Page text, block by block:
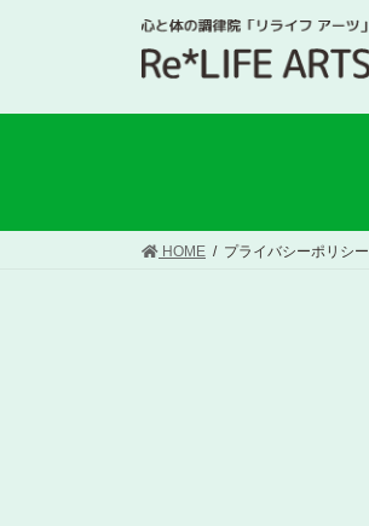
HOME プライバシーポリシー